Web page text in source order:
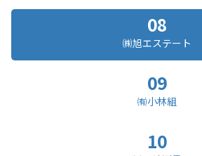
08
㈱旭エステート
09
㈲小林組
10